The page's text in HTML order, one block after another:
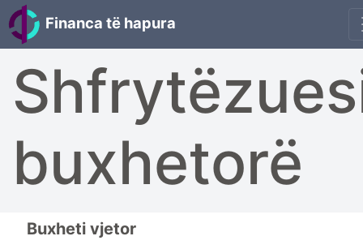
Financa të hapura
buxhetorë
Buxheti vjetor